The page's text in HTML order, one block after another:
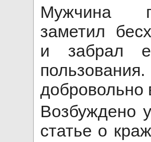
Мужчина
заметил
и забрал
добровольно
Возбуждено
статье о